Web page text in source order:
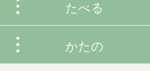
たべる
かたの